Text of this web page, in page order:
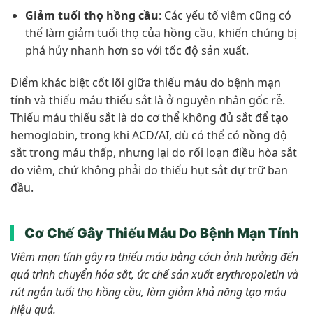
Giảm tuổi thọ hồng cầu: Các yếu tố viêm cũng có
thể làm giảm tuổi thọ của hồng cầu, khiến chúng bị
phá hủy nhanh hơn so với tốc độ sản xuất.
Điểm khác biệt cốt lõi giữa thiếu máu do bệnh mạn
tính và thiếu máu thiếu sắt là ở nguyên nhân gốc rễ.
Thiếu máu thiếu sắt là do cơ thể không đủ sắt để tạo
hemoglobin, trong khi ACD/AI, dù có thể có nồng độ
sắt trong máu thấp, nhưng lại do rối loạn điều hòa sắt
do viêm, chứ không phải do thiếu hụt sắt dự trữ ban
đầu.
Cơ Chế Gây Thiếu Máu Do Bệnh Mạn Tính
Viêm mạn tính gây ra thiếu máu bằng cách ảnh hưởng đến
quá trình chuyển hóa sắt, ức chế sản xuất erythropoietin và
rút ngắn tuổi thọ hồng cầu, làm giảm khả năng tạo máu
hiệu quả.